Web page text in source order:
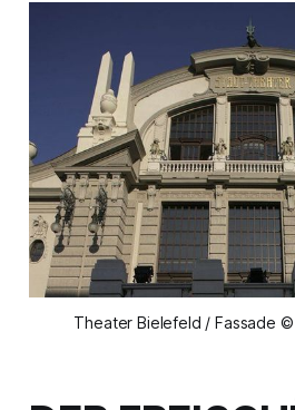
Theater Bielefeld / Fassade